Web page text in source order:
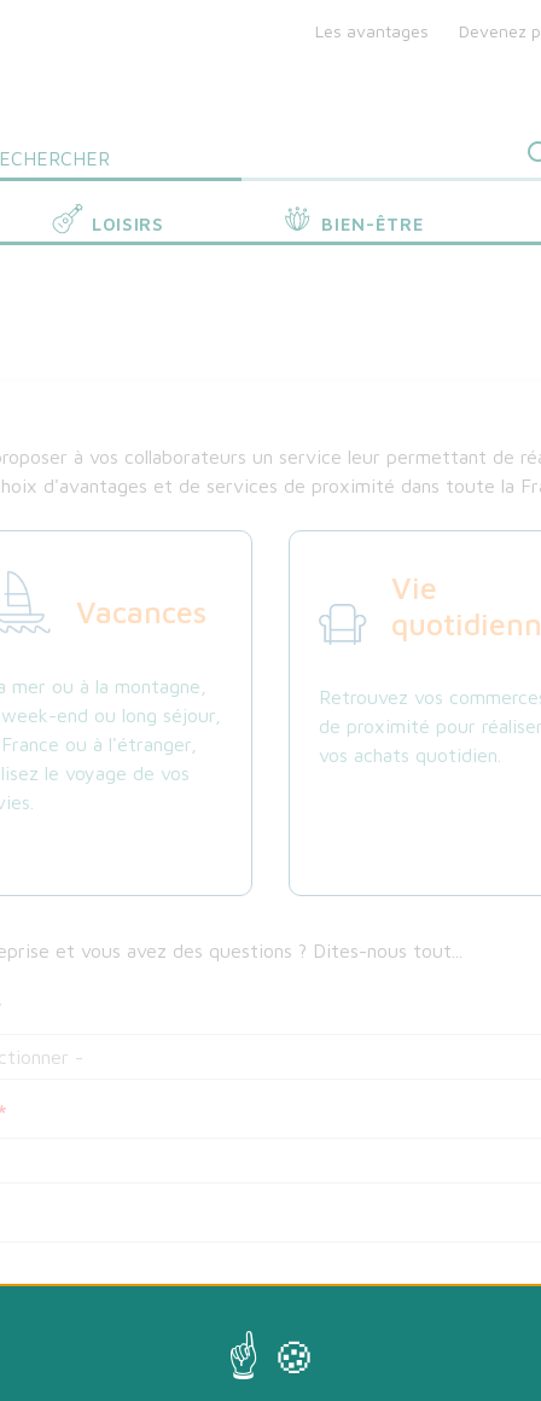
Les avantages Devenez
LOISIRS BIEN-ÊTRE
à vos collaborateurs un service leur permettant de
d'avantages et de services de proximité dans toute la
Vacances
mer ou à la montagne,
end ou long séjour,
ou à l'étranger,
le voyage de vos
Vie
Retrouvez vos
de proximité pour
vos achats quotidien.
et vous avez des questions ? Dites-nous tout...